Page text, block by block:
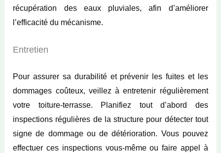
récupération des eaux pluviales, afin d’améliorer
l’efficacité du mécanisme.
Entretien
Pour assurer sa durabilité et prévenir les fuites et les
dommages coûteux, veillez à entretenir régulièrement
votre toiture-terrasse. Planifiez tout d’abord des
inspections régulières de la structure pour détecter tout
signe de dommage ou de détérioration. Vous pouvez
effectuer ces inspections vous-même ou faire appel à